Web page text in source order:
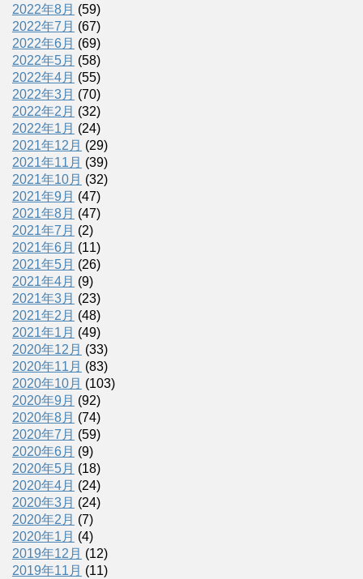
2022年8月 (59)
2022年7月 (67)
2022年6月 (69)
2022年5月 (58)
2022年4月 (55)
2022年3月 (70)
2022年2月 (32)
2022年1月 (24)
2021年12月 (29)
2021年11月 (39)
2021年10月 (32)
2021年9月 (47)
2021年8月 (47)
2021年7月 (2)
2021年6月 (11)
2021年5月 (26)
2021年4月 (9)
2021年3月 (23)
2021年2月 (48)
2021年1月 (49)
2020年12月 (33)
2020年11月 (83)
2020年10月 (103)
2020年9月 (92)
2020年8月 (74)
2020年7月 (59)
2020年6月 (9)
2020年5月 (18)
2020年4月 (24)
2020年3月 (24)
2020年2月 (7)
2020年1月 (4)
2019年12月 (12)
2019年11月 (11)